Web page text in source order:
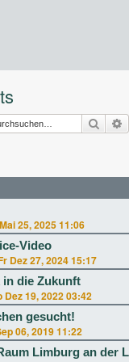
Suche
25, 2025 11:06
Video
Dez 27, 2024 15:17
in die Zukunft
Dez 19, 2022 03:42
gesucht!
06, 2019 11:22
Limburg an der